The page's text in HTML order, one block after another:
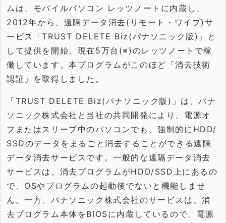
ムは、 モバイルパソコン レッツノートに内蔵し、
2012年から、遠隔データ消去( リモート・ワイプ)サ
ービス「TRUST DELETE Biz(パナソニック版)」と
して提供を開始、現在5万台(※) のレッツノートで稼
働しています。本プログラムがこのほど「消去技術
認証」を取得しました。
「TRUST DELETE Biz(パナソニック版)」は、パナ
ソニック株式会社と当社の共同開発により、 電源オ
フまたはスリープ中のパソコンでも、強制的にHDD/
SSDのデータをまるごと消去することができる遠隔
データ消去サ ービスです。一般的な遠隔データ消去
サービスは、 消去プログラムがHDD/SSD上にあるの
で、 OSやプログラムの起動後でないと機能しませ
ん。一方、 パナソニック株式会社のサービスは、消
去プログラム本体をBIOSに内蔵しているので、 電源